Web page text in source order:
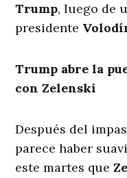
Trump, luego de
presidente
Trump abre la
con Zelenski
Después del
parece haber
este martes que